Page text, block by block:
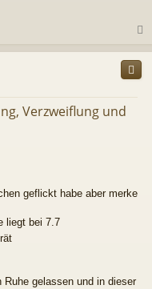
c
Verzweiflung und
geflickt habe aber merke
liegt bei 7.7
gelassen und in dieser